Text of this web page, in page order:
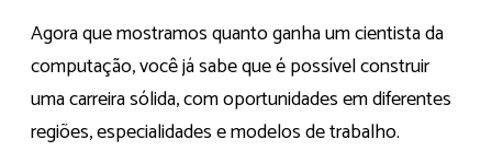
Agora que mostramos quanto ganha um cientista da
computação, você já sabe que é possível construir
uma carreira sólida, com oportunidades em diferentes
regiões, especialidades e modelos de trabalho.